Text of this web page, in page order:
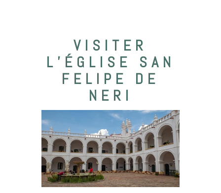
VISITER
L’ÉGLISE SAN
FELIPE DE
NERI